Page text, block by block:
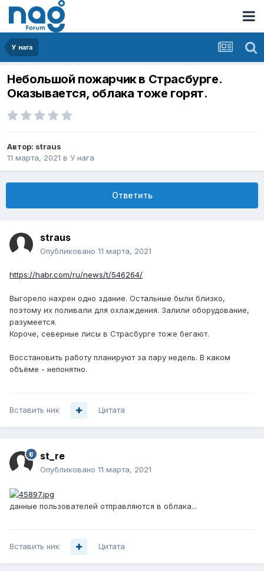
У нага
Небольшой пожарчик в Страсбурге.
Оказывается, облака тоже горят.
Автор: straus
11 марта, 2021 в У нага
Ответить
straus
Опубликовано 11 марта, 2021
https://habr.com/ru/news/t/546264/
Выгорело нахрен одно здание. Остальные были близко,
поэтому их поливали для охлаждения. Залили оборудование,
разумеется.
Короче, северные лисы в Страсбурге тоже бегают.
Восстановить работу планируют за пару недель. В каком
объёме - непонятно.
Вставить ник Цитата
st_re
Опубликовано 11 марта, 2021
данные пользователей отправляются в облака...
Вставить ник Цитата